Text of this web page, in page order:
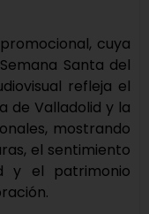
cuya
Santa del
refleja el
de Valladolid y la
mostrando
el sentimiento
y el patrimonio